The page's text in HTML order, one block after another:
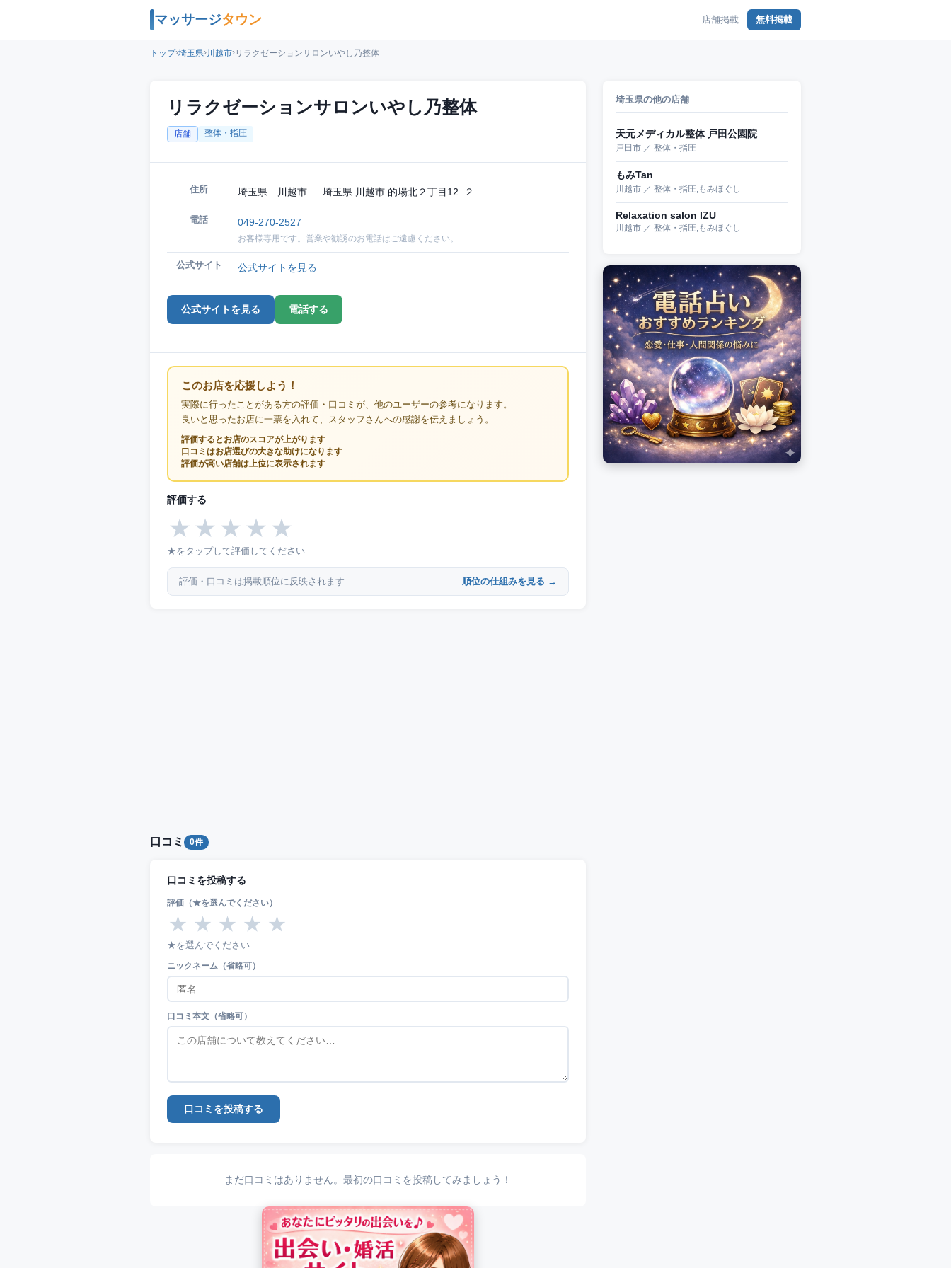
マッサージタウン 店舗掲載 無料掲載
トップ›埼玉県›川越市› リラクゼーションサロンいやし乃整体
リラクゼーションサロンいやし乃整体
店舗 整体・指圧
住所 埼玉県 川越市 埼玉県 川越市 的場北２丁目12−２
電話 049-270-2527
お客様専用です。営業や勧誘のお電話はご遠慮ください。
公式サイト 公式サイトを見る
公式サイトを見る 電話する
このお店を応援しよう！
実際に行ったことがある方の評価・口コミが、他のユーザーの参考になります。
良いと思ったお店に一票を入れて、スタッフさんへの感謝を伝えましょう。
評価するとお店のスコアが上がります
口コミはお店選びの大きな助けになります
評価が高い店舗は上位に表示されます
評価する
★ ★ ★ ★ ★
★をタップして評価してください
評価・口コミは掲載順位に反映されます 順位の仕組みを見る →
口コミ 0件
口コミを投稿する
評価（★を選んでください）
★ ★ ★ ★ ★
★を選んでください
ニックネーム（省略可）
口コミ本文（省略可）
口コミを投稿する
まだ口コミはありません。最初の口コミを投稿してみましょう！
埼玉県の他の店舗
天元メディカル整体 戸田公園院
戸田市 ／ 整体・指圧
もみTan
川越市 ／ 整体・指圧,もみほぐし
Relaxation salon IZU
川越市 ／ 整体・指圧,もみほぐし